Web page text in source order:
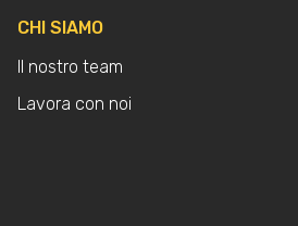
CHI SIAMO
Il nostro team
Lavora con noi